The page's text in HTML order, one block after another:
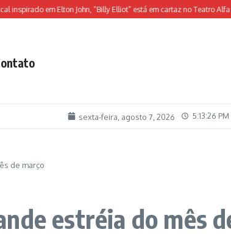
em Elton John, “Billy Elliot” está em cartaz no Teatro Alfa O
sexta-feira, agosto 7, 2026 5:13:27 PM
de março
estréia do mês